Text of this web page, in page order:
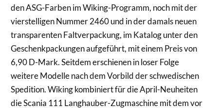
den ASG-Farben im Wiking-Programm, noch mit der
vierstelligen Nummer 2460 und in der damals neuen
transparenten Faltverpackung, im Katalog unter den
Geschenkpackungen aufgeführt, mit einem Preis von
6,90 D-Mark. Seitdem erschienen in loser Folge
weitere Modelle nach dem Vorbild der schwedischen
Spedition. Wiking kombiniert für die April-Neuheiten
die Scania 111 Langhauber-Zugmaschine mit dem vor